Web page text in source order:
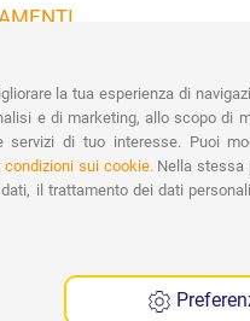
PayPal e
la tua esperienza di
e di marketing, allo scopo di
servizi di tuo interesse. Puoi
condizioni sui cookie.Nella stessa
il trattamento dei dati